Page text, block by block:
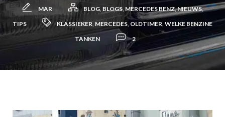
MAR BLOG, BLOGS, MERCEDES BENZ,NIEUWS,
TIPS
KLASSIEKER, MERCEDES, OLDTIMER, WELKE BENZINE
TANKEN
2